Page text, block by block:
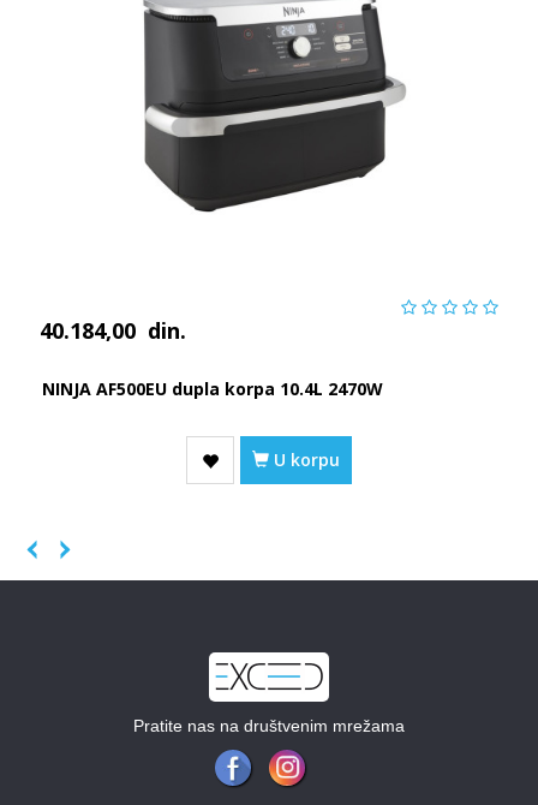
40.184,00 din.
NINJA AF500EU dupla korpa 10.4L 2470W
U korpu
Pratite nas na društvenim mrežama